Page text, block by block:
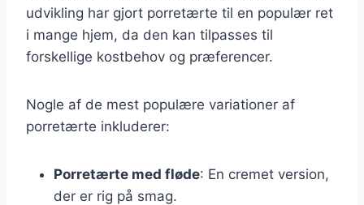
udvikling har gjort porretærte til en populær ret
i mange hjem, da den kan tilpasses til
forskellige kostbehov og præferencer.
Nogle af de mest populære variationer af
porretærte inkluderer:
Porretærte med fløde: En cremet version,
der er rig på smag.